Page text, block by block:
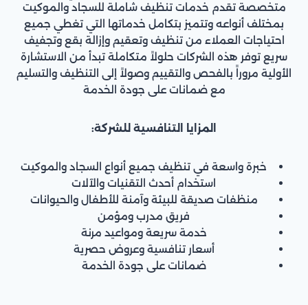
متخصصة تقدم خدمات تنظيف شاملة للسجاد والموكيت
بمختلف أنواعه وتتميز بتكامل خدماتها التي تغطي جميع
احتياجات العملاء من تنظيف وتعقيم وإزالة بقع وتجفيف
سريع توفر هذه الشركات حلولاً متكاملة تبدأ من الاستشارة
الأولية مروراً بالفحص والتقييم وصولاً إلى التنظيف والتسليم
مع ضمانات على جودة الخدمة
المزايا التنافسية للشركة:
خبرة واسعة في تنظيف جميع أنواع السجاد والموكيت
استخدام أحدث التقنيات والآلات
منظفات صديقة للبيئة وآمنة للأطفال والحيوانات
فريق مدرب ومؤمن
خدمة سريعة ومواعيد مرنة
أسعار تنافسية وعروض حصرية
ضمانات على جودة الخدمة